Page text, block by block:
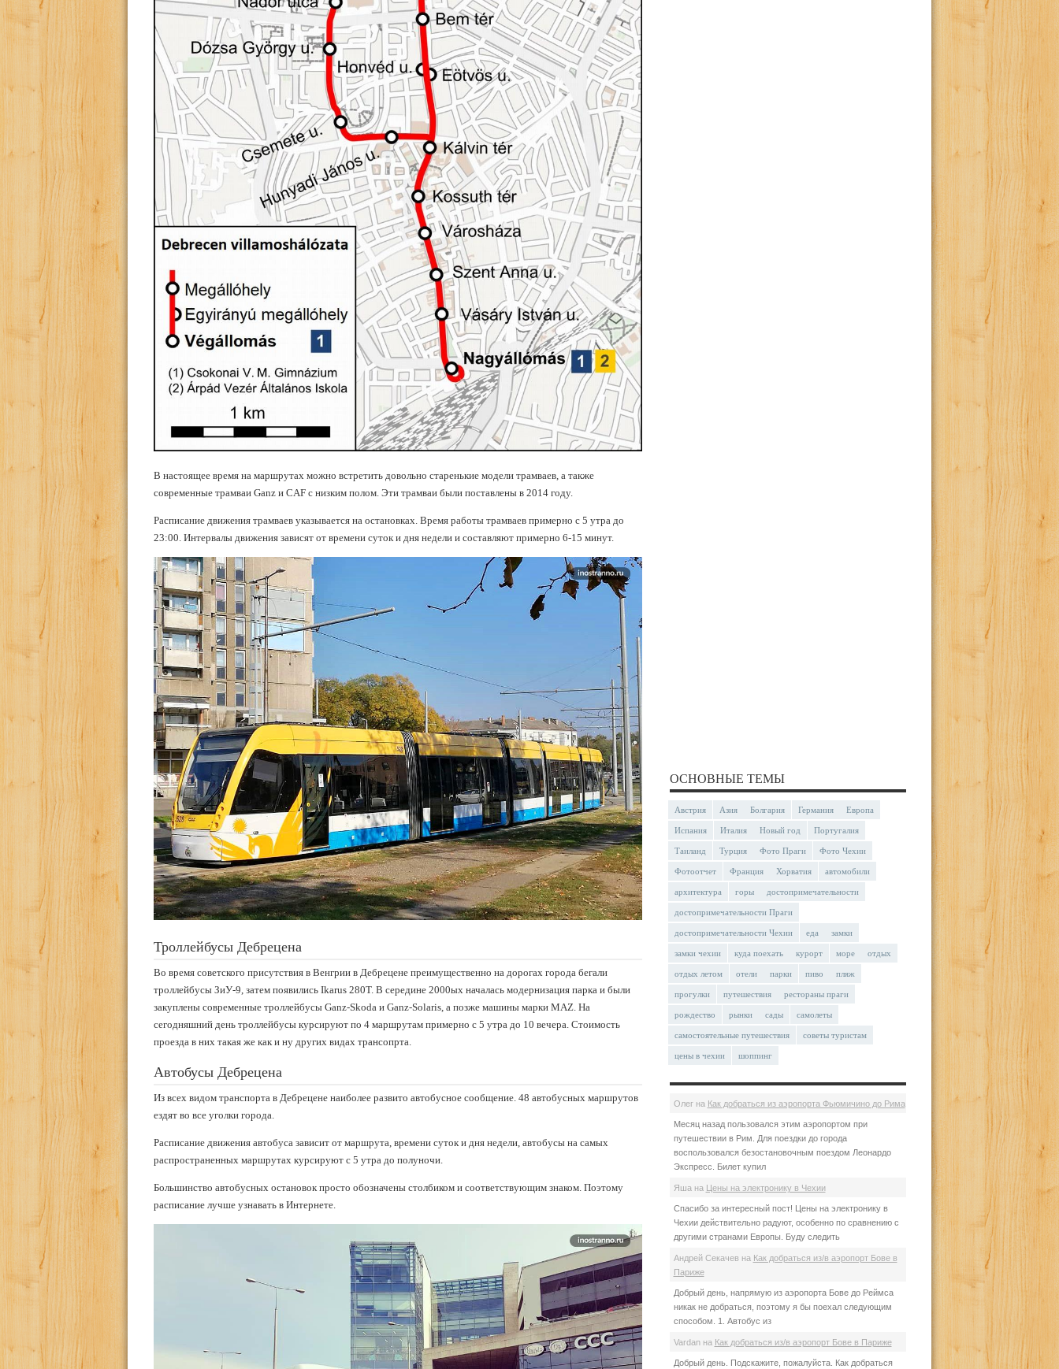
В настоящее время на маршрутах можно встретить довольно старенькие модели трамваев, а также
современные трамваи Ganz и CAF с низким полом. Эти трамваи были поставлены в 2014 году.
Расписание движения трамваев указывается на остановках. Время работы трамваев примерно с 5 утра до
23:00. Интервалы движения зависят от времени суток и дня недели и составляют примерно 6-15 минут.
Троллейбусы Дебрецена
Во время советского присутствия в Венгрии в Дебрецене преимущественно на дорогах города бегали
троллейбусы ЗиУ-9, затем появились Ikarus 280T. В середине 2000ых началась модернизация парка и были
закуплены современные троллейбусы Ganz-Skoda и Ganz-Solaris, а позже машины марки MAZ. На
сегодняшний день троллейбусы курсируют по 4 маршрутам примерно с 5 утра до 10 вечера. Стоимость
проезда в них такая же как и ну других видах трансопрта.
Автобусы Дебрецена
Из всех видом транспорта в Дебрецене наиболее развито автобусное сообщение. 48 автобусных маршрутов
ездят во все уголки города.
Расписание движения автобуса зависит от маршрута, времени суток и дня недели, автобусы на самых
распространенных маршрутах курсируют с 5 утра до полуночи.
Большинство автобусных остановок просто обозначены столбиком и соответствующим знаком. Поэтому
расписание лучше узнавать в Интернете.
ОСНОВНЫЕ ТЕМЫ
Австрия Азия Болгария Германия Европа
Испания Италия Новый год Португалия
Таиланд Турция Фото Праги Фото Чехии
Фотоотчет Франция Хорватия автомобили
архитектура горы достопримечательности
достопримечательности Праги
достопримечательности Чехии еда замки
замки чехии куда поехать курорт море отдых
отдых летом отели парки пиво пляж
прогулки путешествия рестораны праги
рождество рынки сады самолеты
самостоятельные путешествия советы туристам
цены в чехии шоппинг
Олегна Как добраться из аэропорта Фьюмичино до Рима
Месяц назад пользовался этим аэропортом при
путешествии в Рим. Для поездки до города
воспользовался безостановочным поездом Леонардо
Экспресс. Билет купил
Яша на Цены на электронику в Чехии
Спасибо за интересный пост! Цены на электронику в
Чехии действительно радуют, особенно по сравнению с
другими странами Европы. Буду следить
Андрей Секачев на Как добраться из/в аэропорт Бове в
Париже
Добрый день, напрямую из аэропорта Бове до Реймса
никак не добраться, поэтому я бы поехал следующим
способом. 1. Автобус из
Vardanна Как добраться из/в аэропорт Бове в Париже
Добрый день. Подскажите, пожалуйста. Как добраться